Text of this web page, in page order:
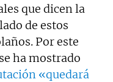
que dicen la
de estos
Por este
ha mostrado
«quedará